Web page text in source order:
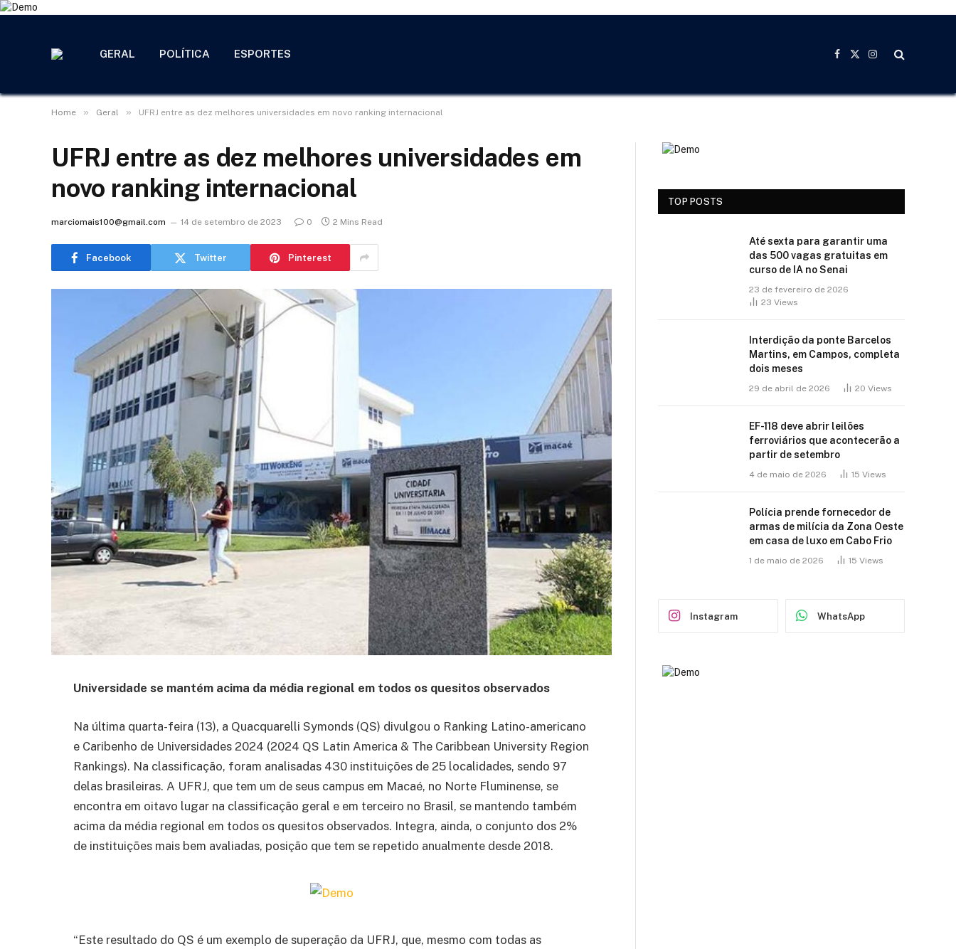
GERAL POLÍTICA ESPORTES
Facebook
X
Instagram
Home » Geral » UFRJ entre as dez melhores universidades em novo ranking internacional
UFRJ entre as dez melhores universidades em
novo ranking internacional
marciomais100@gmail.com 14 de setembro de 2023 0 2 Mins Read
Facebook Twitter Pinterest
Universidade se mantém acima da média regional em todos os quesitos observados
Na última quarta-feira (13), a Quacquarelli Symonds (QS) divulgou o Ranking Latino-americano
e Caribenho de Universidades 2024 (2024 QS Latin America & The Caribbean University Region
Rankings). Na classificação, foram analisadas 430 instituições de 25 localidades, sendo 97
delas brasileiras. A UFRJ, que tem um de seus campus em Macaé, no Norte Fluminense, se
encontra em oitavo lugar na classificação geral e em terceiro no Brasil, se mantendo também
acima da média regional em todos os quesitos observados. Integra, ainda, o conjunto dos 2%
de instituições mais bem avaliadas, posição que tem se repetido anualmente desde 2018.
“Este resultado do QS é um exemplo de superação da UFRJ, que, mesmo com todas as
TOP POSTS
Até sexta para garantir uma
das 500 vagas gratuitas em
curso de IA no Senai
23 de fevereiro de 2026
23 Views
Interdição da ponte Barcelos
Martins, em Campos, completa
dois meses
29 de abril de 2026 20 Views
EF-118 deve abrir leilões
ferroviários que acontecerão a
partir de setembro
4 de maio de 2026 15 Views
Polícia prende fornecedor de
armas de milícia da Zona Oeste
em casa de luxo em Cabo Frio
1 de maio de 2026 15 Views
Instagram WhatsApp